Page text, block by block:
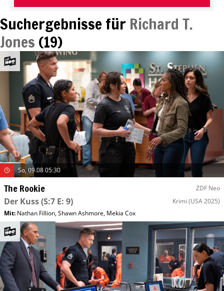
Suchergebnisse für Richard T.
Jones (19)
So, 09.08 05:30
The Rookie ZDF Neo
Der Kuss(S:7 E: 9) Krimi (USA 2025)
Mit: Nathan Fillion,Shawn Ashmore, Mekia Cox